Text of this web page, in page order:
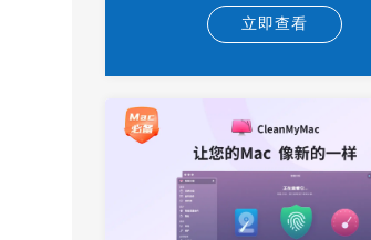
立即查看